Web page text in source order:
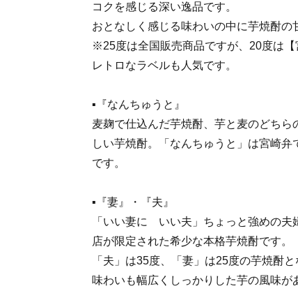
コクを感じる深い逸品です。
おとなしく感じる味わいの中に芋焼酎の
※25度は全国販売商品ですが、20度は【
レトロなラベルも人気です。
▪『なんちゅうと』
麦麹で仕込んだ芋焼酎、芋と麦のどちら
しい芋焼酎。「なんちゅうと」は宮崎
です。
▪『妻』・『夫』
「いい妻に いい夫」ちょっと強めの夫
店が限定された希少な本格芋焼酎です。
「夫」は35度、「妻」は25度の芋焼酎と
味わいも幅広くしっかりした芋の風味が